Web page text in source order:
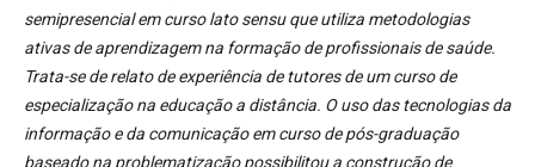
semipresencial em curso lato sensu que utiliza metodologias
ativas de aprendizagem na formação de profissionais de saúde.
Trata-se de relato de experiência de tutores de um curso de
especialização na educação a distância. O uso das tecnologias da
informação e da comunicação em curso de pós-graduação
baseado na problematização possibilitou a construção de